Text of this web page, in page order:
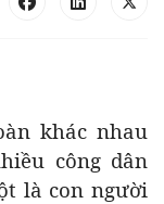
khác nhau
công dân
là con người